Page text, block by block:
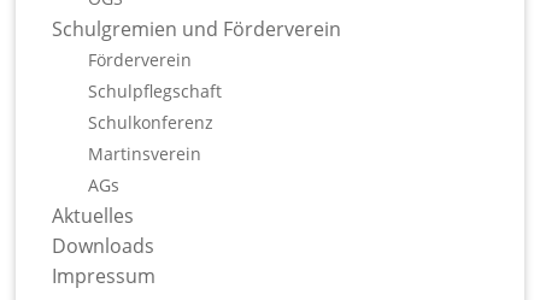
Schulgremien und Förderverein
Förderverein
Schulpflegschaft
Schulkonferenz
Martinsverein
AGs
Aktuelles
Downloads
Impressum